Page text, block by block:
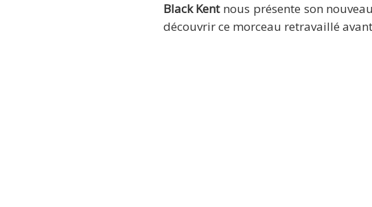
Black Kentnous présente son
découvrir ce morceau retravaillé